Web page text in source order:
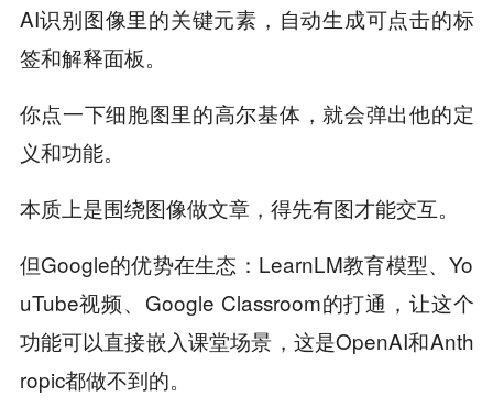
AI识别图像里的关键元素，自动生成可点击的标
签和解释面板。
你点一下细胞图里的高尔基体，就会弹出他的定
义和功能。
本质上是围绕图像做文章，得先有图才能交互。
但Google的优势在生态：LearnLM教育模型、Yo
uTube视频、Google Classroom的打通，让这个
功能可以直接嵌入课堂场景，这是OpenAI和Anth
ropic都做不到的。